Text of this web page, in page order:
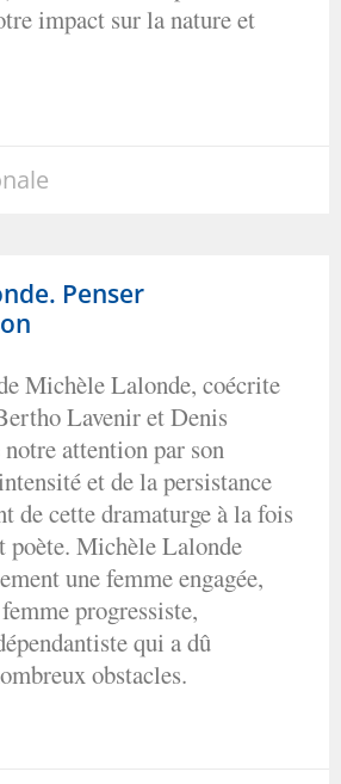
impact sur la nature et
Penser
Michèle Lalonde, coécrite
Lavenir et Denis
attention par son
et de la persistance
de cette dramaturge à la fois
poète. Michèle Lalonde
une femme engagée,
progressiste,
qui a dû
obstacles.